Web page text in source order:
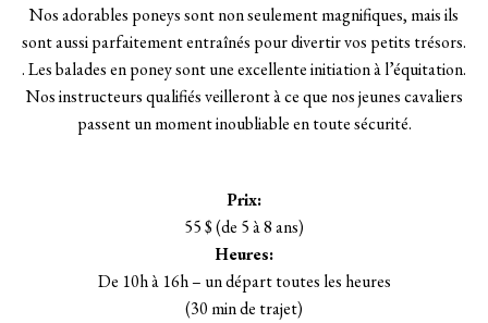
Nos adorables poneys sont non seulement magnifiques, mais ils
sont aussi parfaitement entraînés pour divertir vos petits trésors.
. Les balades en poney sont une excellente initiation à l’équitation.
Nos instructeurs qualifiés veilleront à ce que nos jeunes cavaliers
passent un moment inoubliable en toute sécurité.
Prix:
55 $ (de 5 à 8 ans)
Heures:
De 10h à 16h – un départ toutes les heures
(30 min de trajet)